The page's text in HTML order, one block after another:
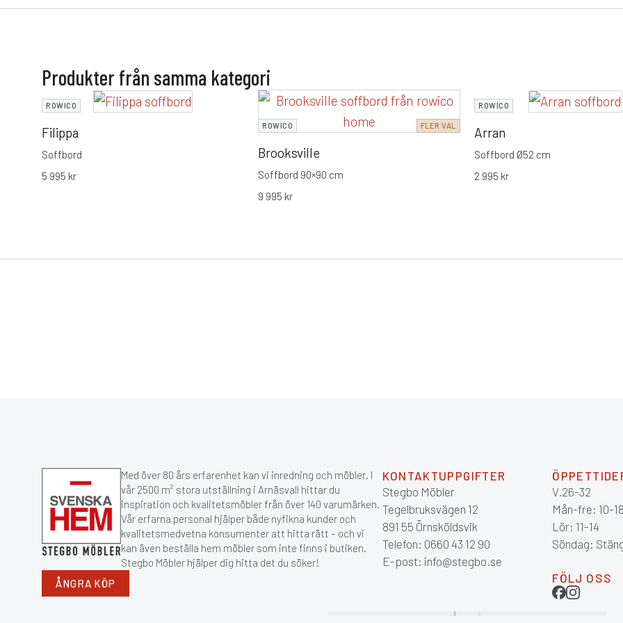
Produkter från samma kategori
ROWICO
Filippa
Soffbord
5 995 kr
ROWICO FLER VAL
Brooksville
Soffbord 90×90 cm
9 995 kr
ROWICO
Arran
Soffbord Ø52 cm
2 995 kr
Med över 80 års erfarenhet kan vi inredning och möbler. I
vår 2500 m² stora utställning i Arnäsvall hittar du
inspiration och kvalitetsmöbler från över 140 varumärken.
Vår erfarna personal hjälper både nyfikna kunder och
kvalitetsmedvetna konsumenter att hitta rätt – och vi
kan även beställa hem möbler som inte finns i butiken.
Stegbo Möbler hjälper dig hitta det du söker!
ÅNGRA KÖP
KONTAKTUPPGIFTER
Stegbo Möbler
Tegelbruksvägen 12
891 55 Örnsköldsvik
Telefon: 0660 43 12 90
E-post: info@stegbo.se
V.26-32
Mån-fre: 10-18
Lör: 11-14
Söndag:
FÖLJ OSS